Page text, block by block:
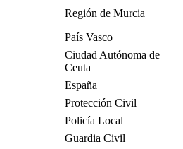
Región de Murcia
País Vasco
Ciudad Autónoma de
Ceuta
España
Protección Civil
Policía Local
Guardia Civil